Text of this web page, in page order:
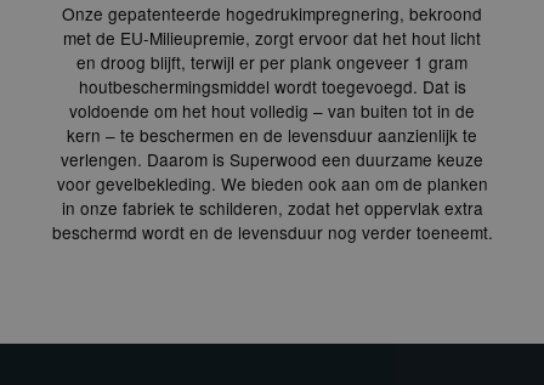
Onze gepatenteerde hogedrukimpregnering, bekroond
met de EU-Milieupremie, zorgt ervoor dat het hout licht
en droog blijft, terwijl er per plank ongeveer 1 gram
houtbeschermingsmiddel wordt toegevoegd. Dat is
voldoende om het hout volledig – van buiten tot in de
kern – te beschermen en de levensduur aanzienlijk te
verlengen. Daarom is Superwood een duurzame keuze
voor gevelbekleding. We bieden ook aan om de planken
in onze fabriek te schilderen, zodat het oppervlak extra
beschermd wordt en de levensduur nog verder toeneemt.